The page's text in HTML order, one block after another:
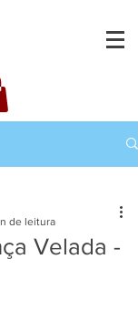
Velada -
de leitura